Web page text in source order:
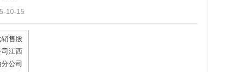
10-15
售股
江西
公司